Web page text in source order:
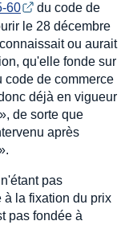
60
du code de
le 28 décembre
ou aurait
qu'elle fonde sur
code de commerce
déjà en vigueur
de sorte que
après
pas
la fixation du prix
pas fondée à